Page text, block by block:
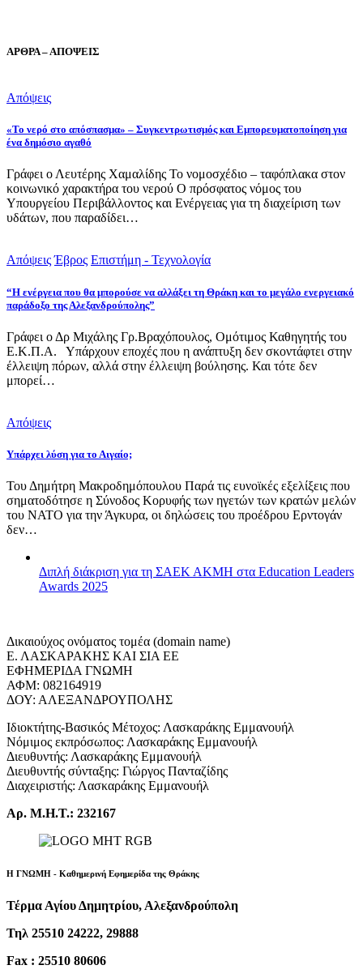
ΑΡΘΡΑ – ΑΠΟΨΕΙΣ
Απόψεις
«Το νερό στο απόσπασμα» – Συγκεντρωτισμός και Εμπορευματοποίηση για
ένα δημόσιο αγαθό
Γράφει ο Λευτέρης Χαμαλίδης Το νομοσχέδιο – ταφόπλακα στον
κοινωνικό χαρακτήρα του νερού Ο πρόσφατος νόμος του
Υπουργείου Περιβάλλοντος και Ενέργειας για τη διαχείριση των
υδάτων, που παραδίδει…
Απόψεις Έβρος Επιστήμη - Τεχνολογία
“Η ενέργεια που θα μπορούσε να αλλάξει τη Θράκη και το μεγάλο ενεργειακό
παράδοξο της Αλεξανδρούπολης”
Γράφει ο Δρ Μιχάλης Γρ.Βραχόπουλος, Ομότιμος Καθηγητής του
Ε.Κ.Π.Α. Υπάρχουν εποχές που η ανάπτυξη δεν σκοντάφτει στην
έλλειψη πόρων, αλλά στην έλλειψη βούλησης. Και τότε δεν
μπορεί…
Απόψεις
Υπάρχει λύση για το Αιγαίο;
Του Δημήτρη Μακροδημόπουλου Παρά τις ευνοϊκές εξελίξεις που
σηματοδότησε η Σύνοδος Κορυφής των ηγετών των κρατών μελών
του ΝΑΤΟ για την Άγκυρα, οι δηλώσεις του προέδρου Ερντογάν
δεν…
Διπλή διάκριση για τη ΣΑΕΚ ΑΚΜΗ στα Education Leaders
Awards 2025
Δικαιούχος ονόματος τομέα (domain name)
Ε. ΛΑΣΚΑΡΑΚΗΣ ΚΑΙ ΣΙΑ ΕΕ
ΕΦΗΜΕΡΙΔΑ ΓΝΩΜΗ
ΑΦΜ: 082164919
ΔΟΥ: ΑΛΕΞΑΝΔΡΟΥΠΟΛΗΣ
Ιδιοκτήτης-Βασικός Μέτοχος: Λασκαράκης Εμμανουήλ
Νόμιμος εκπρόσωπος: Λασκαράκης Εμμανουήλ
Διευθυντής: Λασκαράκης Εμμανουήλ
Διευθυντής σύνταξης: Γιώργος Πανταζίδης
Διαχειριστής: Λασκαράκης Εμμανουήλ
Αρ. Μ.Η.Τ.: 232167
Η ΓΝΩΜΗ - Καθημερινή Εφημερίδα της Θράκης
Τέρμα Αγίου Δημητρίου, Αλεξανδρούπολη
Τηλ 25510 24222, 29888
Fax : 25510 80606